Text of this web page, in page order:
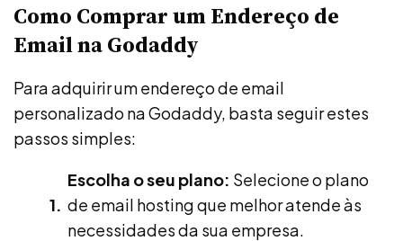
Como Comprar um Endereço de
Email na Godaddy
Para adquirir um endereço de email
personalizado na Godaddy, basta seguir estes
passos simples:
Escolha o seu plano: Selecione o plano
de email hosting que melhor atende às
necessidades da sua empresa.